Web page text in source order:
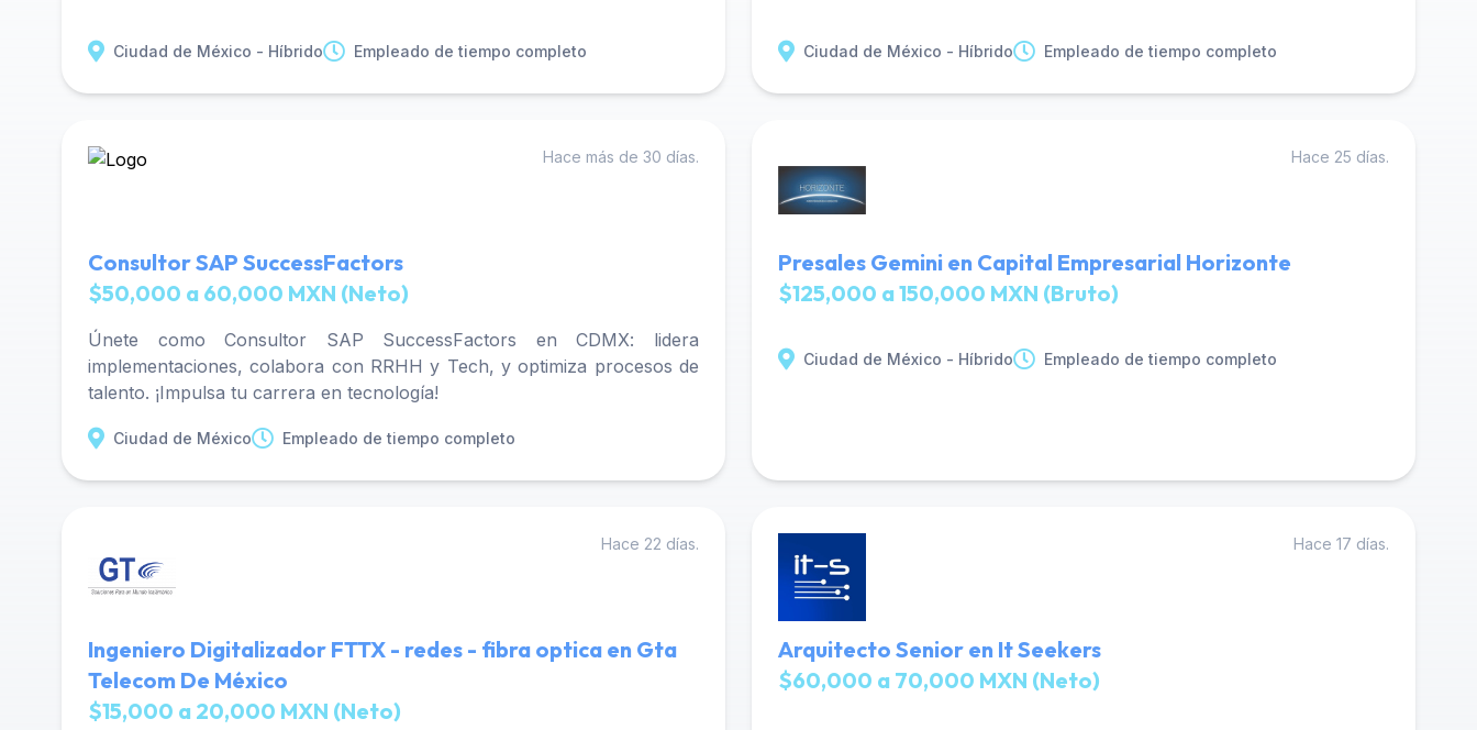
Ciudad de México - Híbrido Empleado de tiempo completo Ciudad de México - Híbrido Empleado de tiempo completo
Hace más de 30 días.
Consultor SAP SuccessFactors
$50,000 a 60,000 MXN (Neto)
Únete como Consultor SAP SuccessFactors en CDMX: lidera
implementaciones, colabora con RRHH y Tech, y optimiza procesos de
talento. ¡Impulsa tu carrera en tecnología!
Ciudad de México Empleado de tiempo completo
Hace 25 días.
Presales Gemini en Capital Empresarial Horizonte
$125,000 a 150,000 MXN (Bruto)
Ciudad de México - Híbrido Empleado de tiempo completo
Hace 22 días.
Ingeniero Digitalizador FTTX - redes - fibra optica en Gta
Telecom De México
$15,000 a 20,000 MXN (Neto)
Hace 17 días.
Arquitecto Senior en It Seekers
$60,000 a 70,000 MXN (Neto)